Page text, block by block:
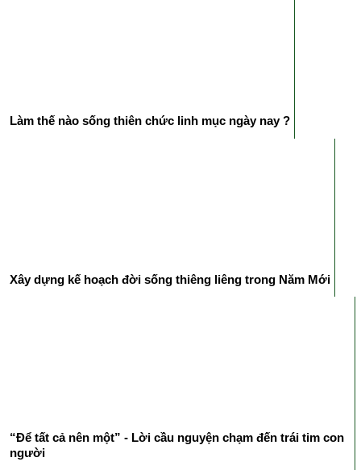
Làm thế nào sống thiên chức linh mục ngày nay ?
Xây dựng kế hoạch đời sống thiêng liêng trong Năm Mới
“Để tất cả nên một” - Lời cầu nguyện chạm đến trái tim con
người